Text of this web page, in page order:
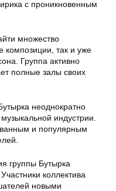
с проникновенным
множество
так и уже
Группа активно
полные залы своих
неоднократно
индустрии.
и популярным
группы Бутырка
коллектива
новыми